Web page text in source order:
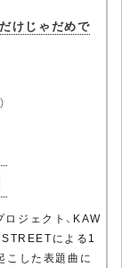
けじゃだめで
ジェクト、KAW
による1
こした表題曲に